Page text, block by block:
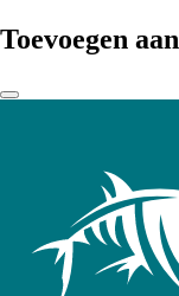
Toevoegen